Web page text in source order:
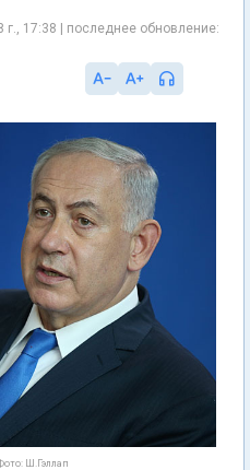
г., 17:38 | последнее обновление:
Ш.Гэллап